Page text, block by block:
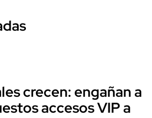
crecen: engañan a
accesos VIP a